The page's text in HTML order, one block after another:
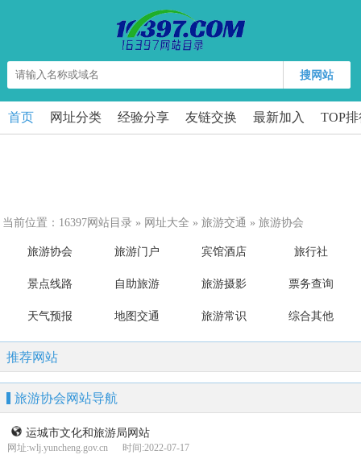
搜网站
首页 网址分类 经验分享 友链交换 最新加入 TOP
当前位置： 16397网站目录 » 网址大全 » 旅游交通 » 旅游协会
旅游协会 旅游门户 宾馆酒店 旅行社
景点线路 自助旅游 旅游摄影 票务查询
天气预报 地图交通 旅游常识 综合其他
推荐网站
旅游协会网站导航
运城市文化和旅游局网站
网址:wlj.yuncheng.gov.cn 时间:2022-07-17